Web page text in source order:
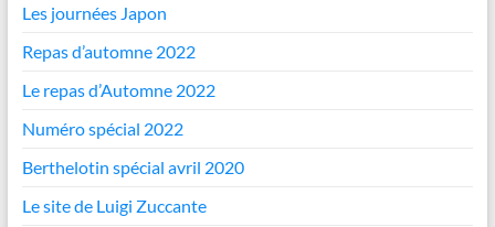
Les journées Japon
Repas d’automne 2022
Le repas d’Automne 2022
Numéro spécial 2022
Berthelotin spécial avril 2020
Le site de Luigi Zuccante